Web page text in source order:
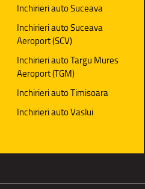
Inchirieri auto Suceava
Inchirieri auto Suceava
Aeroport (SCV)
Inchirieri auto Targu Mures
Aeroport (TGM)
Inchirieri auto Timisoara
Inchirieri auto Vaslui